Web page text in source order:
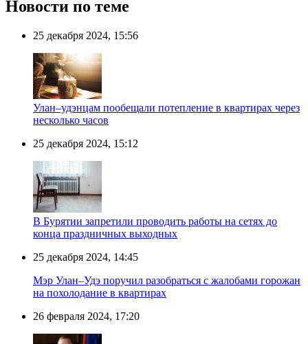
Новости по теме
25 декабря 2024, 15:56
Улан–удэнцам пообещали потепление в квартирах через
несколько часов
25 декабря 2024, 15:12
В Бурятии запретили проводить работы на сетях до
конца праздничных выходных
25 декабря 2024, 14:45
Мэр Улан–Удэ поручил разобраться с жалобами горожан
на похолодание в квартирах
26 февраля 2024, 17:20